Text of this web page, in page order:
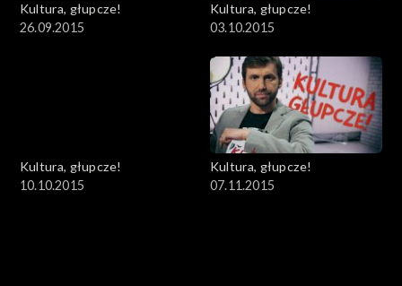
Kultura, głupcze!
26.09.2015
Kultura, głupcze!
03.10.2015
Kultura, głupcze!
10.10.2015
Kultura, głupcze!
07.11.2015